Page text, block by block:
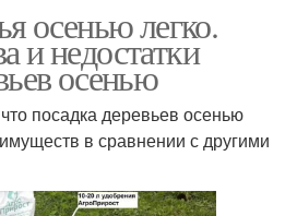
осенью легко.
и недостатки
осенью
посадка деревьев осенью
в сравнении с другими